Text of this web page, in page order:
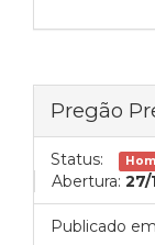
Pregão
Status:
Abertura: 27/
Publicado